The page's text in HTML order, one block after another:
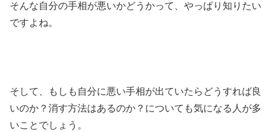
そんな自分の手相が悪いかどうかって、やっぱり知りたい
ですよね。
そして、もしも自分に悪い手相が出ていたらどうすれば良
いのか？消す方法はあるのか？についても気になる人が多
いことでしょう。